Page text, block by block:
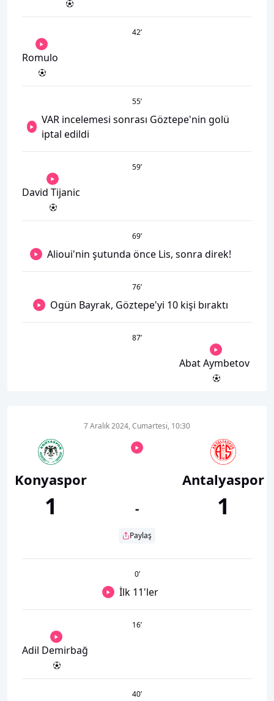
42’
Romulo
55’
VAR incelemesi sonrası Göztepe'nin golü
iptal edildi
59’
David Tijanic
69’
Alioui'nin şutunda önce Lis, sonra direk!
76’
Ogün Bayrak, Göztepe'yi 10 kişi bıraktı
87’
Abat Aymbetov
Konyaspor
1
7 Aralık 2024, Cumartesi, 10:30
-
Paylaş
Antalyaspor
1
0’
İlk 11'ler
16’
Adil Demirbağ
40’